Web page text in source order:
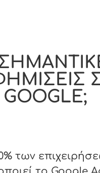
GOOGLE;
των